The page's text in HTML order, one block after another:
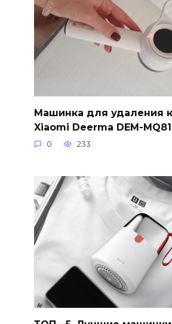
Машинка для удаления
Xiaomi Deerma DEM-
0 233